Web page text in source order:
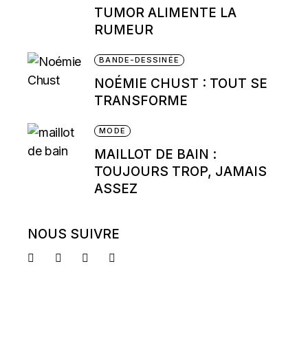
TUMOR ALIMENTE LA
RUMEUR
BANDE-DESSINÉE
NOÉMIE CHUST : TOUT SE
TRANSFORME
MODE
MAILLOT DE BAIN :
TOUJOURS TROP, JAMAIS
ASSEZ
NOUS SUIVRE